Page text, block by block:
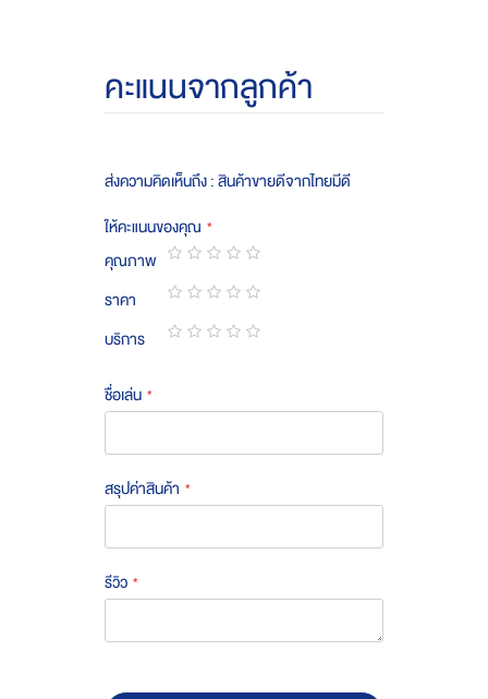
คะแนนจากลูกค้า
ส่งความคิดเห็นถึง : สินค้าขายดีจากไทยมีดี
ให้คะแนนของคุณ
คุณภาพ
1
star
2
stars
3
stars
4
stars
5
stars
ราคา
1
star
2
stars
3
stars
4
stars
5
stars
บริการ
ชื่อเล่น
สรุปค่าสินค้า
รีวิว